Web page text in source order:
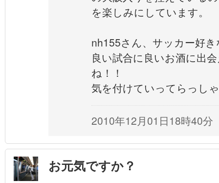
を楽しみにしています。
nh155さん、サッカー好
良い試合に良いお酒に出
ね！！
気を付けていってらっし
2010年12月01日18時40分
お元気ですか？